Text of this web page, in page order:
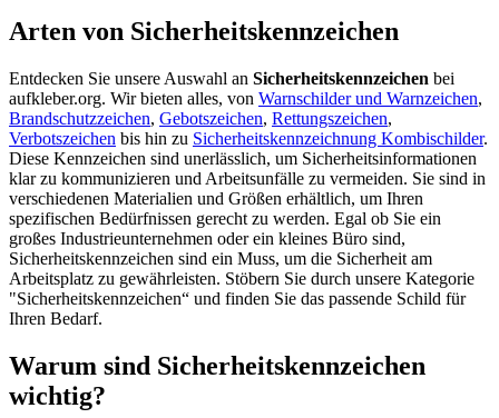
Arten von Sicherheitskennzeichen
Entdecken Sie unsere Auswahl an Sicherheitskennzeichen bei
aufkleber.org. Wir bieten alles, von Warnschilder und Warnzeichen,
Brandschutzzeichen, Gebotszeichen, Rettungszeichen,
Verbotszeichen bis hin zu Sicherheitskennzeichnung Kombischilder.
Diese Kennzeichen sind unerlässlich, um Sicherheitsinformationen
klar zu kommunizieren und Arbeitsunfälle zu vermeiden. Sie sind in
verschiedenen Materialien und Größen erhältlich, um Ihren
spezifischen Bedürfnissen gerecht zu werden. Egal ob Sie ein
großes Industrieunternehmen oder ein kleines Büro sind,
Sicherheitskennzeichen sind ein Muss, um die Sicherheit am
Arbeitsplatz zu gewährleisten. Stöbern Sie durch unsere Kategorie
"Sicherheitskennzeichen“ und finden Sie das passende Schild für
Ihren Bedarf.
Warum sind Sicherheitskennzeichen
wichtig?